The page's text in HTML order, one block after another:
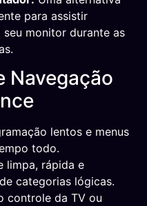
para assistir
monitor durante as
Navegação
lentos e menus
todo.
limpa, rápida e
categorias lógicas.
controle da TV ou